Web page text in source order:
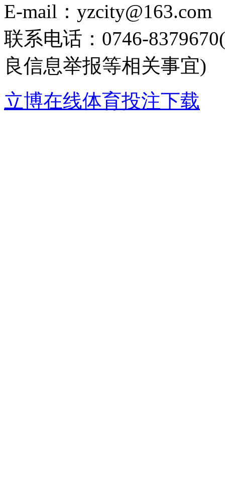
E-mail：yzcity@163.com
联系电话：0746-
良信息举报等相关事宜)
立博在线体育投注下载